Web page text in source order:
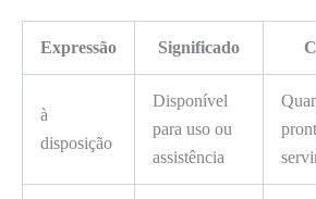
Expressão Significado
à
disposição
Disponível
para uso ou
assistência